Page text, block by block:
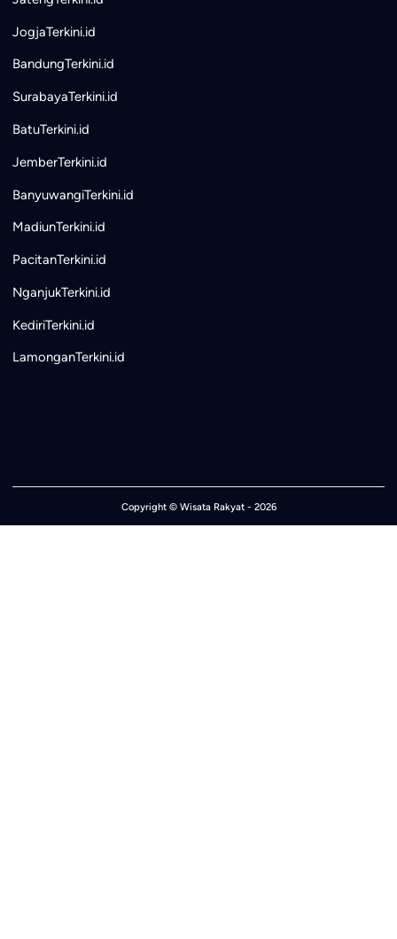
JogjaTerkini.id
BandungTerkini.id
SurabayaTerkini.id
BatuTerkini.id
JemberTerkini.id
BanyuwangiTerkini.id
MadiunTerkini.id
PacitanTerkini.id
NganjukTerkini.id
KediriTerkini.id
LamonganTerkini.id
Copyright © Wisata Rakyat- 2026